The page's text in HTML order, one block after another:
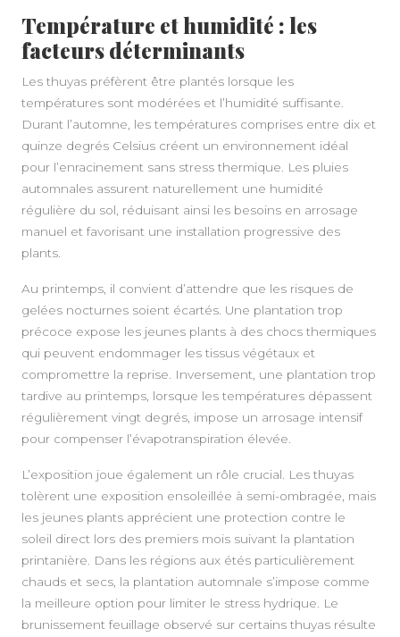
Température et humidité : les
facteurs déterminants
Les thuyas préfèrent être plantés lorsque les
températures sont modérées et l’humidité suffisante.
Durant l’automne, les températures comprises entre dix et
quinze degrés Celsius créent un environnement idéal
pour l’enracinement sans stress thermique. Les pluies
automnales assurent naturellement une humidité
régulière du sol, réduisant ainsi les besoins en arrosage
manuel et favorisant une installation progressive des
plants.
Au printemps, il convient d’attendre que les risques de
gelées nocturnes soient écartés. Une plantation trop
précoce expose les jeunes plants à des chocs thermiques
qui peuvent endommager les tissus végétaux et
compromettre la reprise. Inversement, une plantation trop
tardive au printemps, lorsque les températures dépassent
régulièrement vingt degrés, impose un arrosage intensif
pour compenser l’évapotranspiration élevée.
L’exposition joue également un rôle crucial. Les thuyas
tolèrent une exposition ensoleillée à semi-ombragée, mais
les jeunes plants apprécient une protection contre le
soleil direct lors des premiers mois suivant la plantation
printanière. Dans les régions aux étés particulièrement
chauds et secs, la plantation automnale s’impose comme
la meilleure option pour limiter le stress hydrique. Le
brunissement feuillage observé sur certains thuyas résulte